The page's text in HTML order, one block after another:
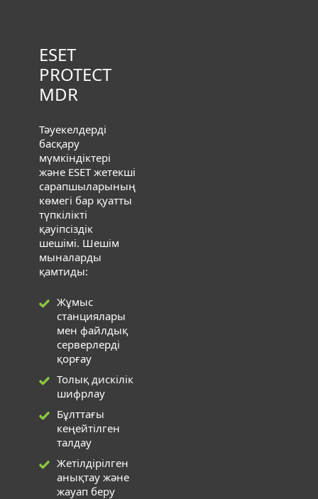
ESET
PROTECT
MDR
Тәуекелдерді
басқару
мүмкіндіктері
және ESET жетекші
сарапшыларының
көмегі бар қуатты
түпкілікті
қауіпсіздік
шешімі. Шешім
мыналарды
қамтиды:
Жұмыс
станциялары
мен файлдық
серверлерді
қорғау
Толық дискілік
шифрлау
Бұлттағы
кеңейтілген
талдау
Жетілдірілген
анықтау және
жауап беру